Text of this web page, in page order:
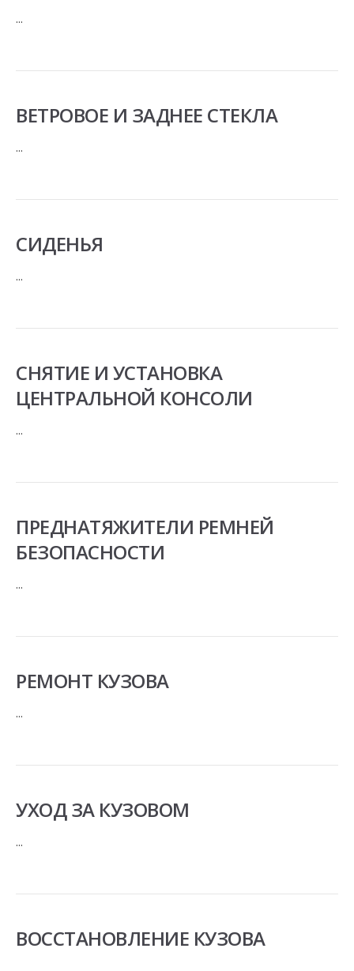
...
ВЕТРОВОЕ И ЗАДНЕЕ СТЕКЛА
...
СИДЕНЬЯ
...
СНЯТИЕ И УСТАНОВКА
ЦЕНТРАЛЬНОЙ КОНСОЛИ
...
ПРЕДНАТЯЖИТЕЛИ РЕМНЕЙ
БЕЗОПАСНОСТИ
...
РЕМОНТ КУЗОВА
...
УХОД ЗА КУЗОВОМ
...
ВОССТАНОВЛЕНИЕ КУЗОВА